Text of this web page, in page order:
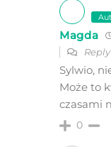
Magda
Sylwio,
Może to
czasami
0